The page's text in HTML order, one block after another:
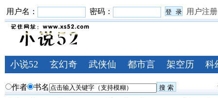
用户名： 密码： 用户注册
小说52
玄幻奇
幻
武侠仙
侠
都市言
情
架空历
史
科
作者 书名